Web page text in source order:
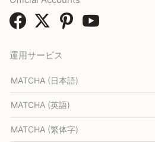
運用サービス
MATCHA (日本語)
MATCHA (英語)
MATCHA (繁体字)